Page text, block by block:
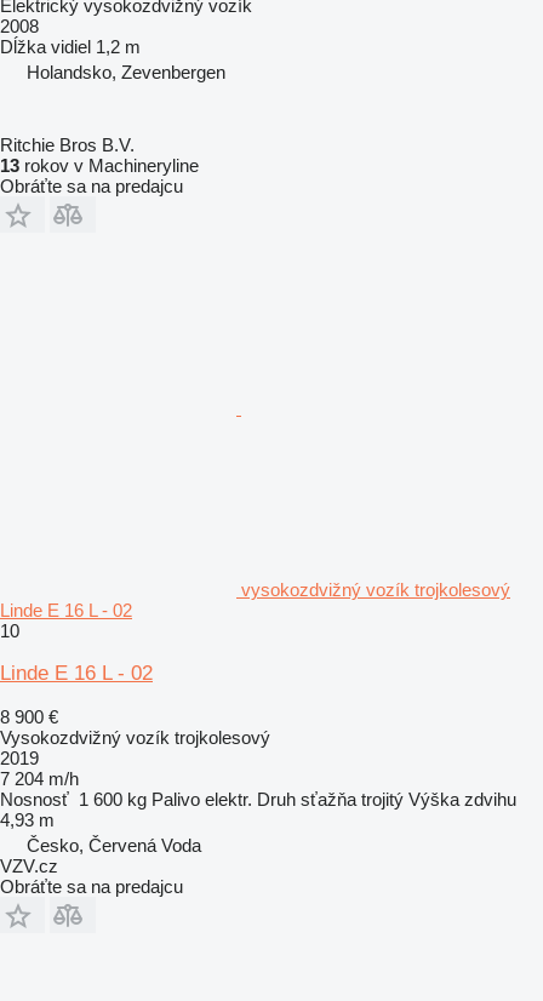
Elektrický vysokozdvižný vozík
2008
Dĺžka vidiel 1,2 m
Holandsko, Zevenbergen
Ritchie Bros B.V.
13 rokov v Machineryline
Obráťte sa na predajcu
vysokozdvižný vozík trojkolesový
Linde E 16 L - 02
10
Linde E 16 L - 02
8 900 €
Vysokozdvižný vozík trojkolesový
2019
7 204 m/h
Nosnosť 1 600 kg Palivo elektr. Druh sťažňa trojitý Výška zdvihu
4,93 m
Česko, Červená Voda
VZV.cz
Obráťte sa na predajcu